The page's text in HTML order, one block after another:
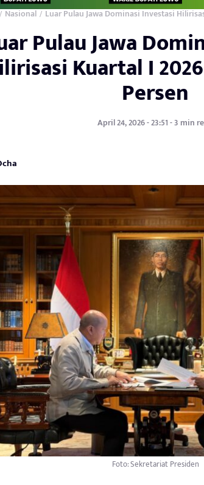
/ Nasional / Luar Pulau Jawa Dominasi Investasi
Pulau Jawa
Kuartal I
Persen
April 24, 2026 - 23:51 - 3 min
Foto: Sekretariat Presiden